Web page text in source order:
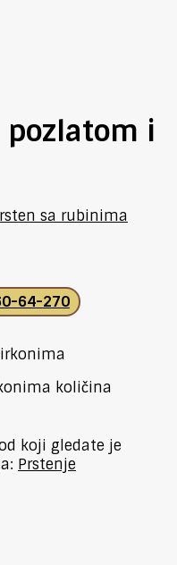
i
sa rubinima
64-270
količina
koji gledate je
Prstenje